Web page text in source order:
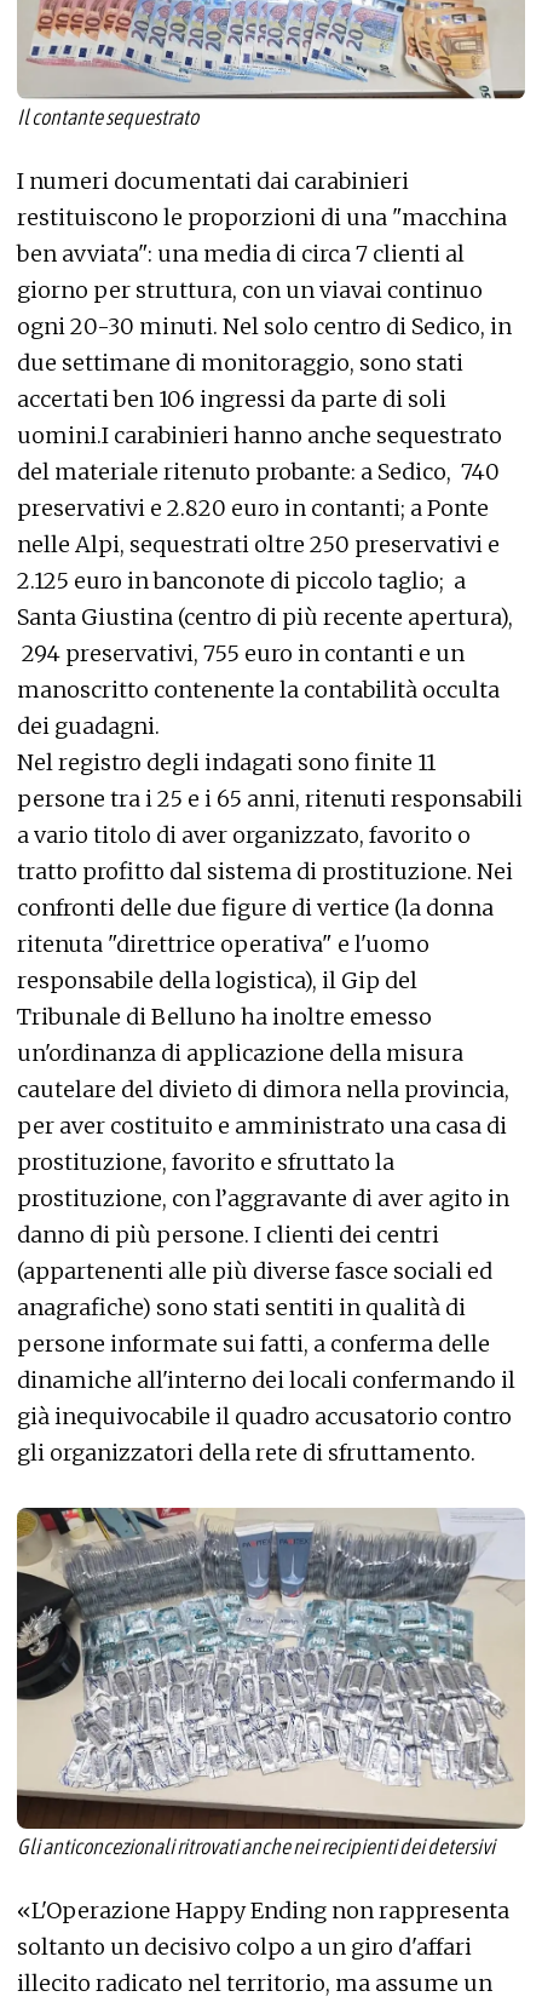
Il contante sequestrato
I numeri documentati dai carabinieri
restituiscono le proporzioni di una "macchina
ben avviata": una media di circa 7 clienti al
giorno per struttura, con un viavai continuo
ogni 20-30 minuti. Nel solo centro di Sedico, in
due settimane di monitoraggio, sono stati
accertati ben 106 ingressi da parte di soli
uomini.I carabinieri hanno anche sequestrato
del materiale ritenuto probante: a Sedico, 740
preservativi e 2.820 euro in contanti; a Ponte
nelle Alpi, sequestrati oltre 250 preservativi e
2.125 euro in banconote di piccolo taglio; a
Santa Giustina (centro di più recente apertura),
294 preservativi, 755 euro in contanti e un
manoscritto contenente la contabilità occulta
dei guadagni.
Nel registro degli indagati sono finite 11
persone tra i 25 e i 65 anni, ritenuti responsabili
a vario titolo di aver organizzato, favorito o
tratto profitto dal sistema di prostituzione. Nei
confronti delle due figure di vertice (la donna
ritenuta "direttrice operativa" e l'uomo
responsabile della logistica), il Gip del
Tribunale di Belluno ha inoltre emesso
un'ordinanza di applicazione della misura
cautelare del divieto di dimora nella provincia,
per aver costituito e amministrato una casa di
prostituzione, favorito e sfruttato la
prostituzione, con l’aggravante di aver agito in
danno di più persone. I clienti dei centri
(appartenenti alle più diverse fasce sociali ed
anagrafiche) sono stati sentiti in qualità di
persone informate sui fatti, a conferma delle
dinamiche all'interno dei locali confermando il
già inequivocabile il quadro accusatorio contro
gli organizzatori della rete di sfruttamento.
Gli anticoncezionali ritrovati anche nei recipienti dei detersivi
«L'Operazione Happy Ending non rappresenta
soltanto un decisivo colpo a un giro d'affari
illecito radicato nel territorio, ma assume un